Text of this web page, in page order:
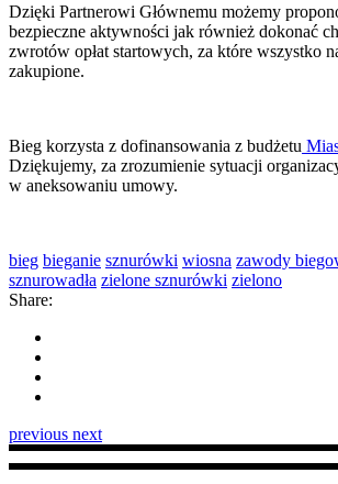
Dzięki Partnerowi Głównemu możemy
bezpieczne aktywności jak również dokonać
zwrotów opłat startowych, za które wszystko
zakupione.
Bieg korzysta z dofinansowania z budżetu
Dziękujemy, za zrozumienie sytuacji
w aneksowaniu umowy.
bieg bieganie sznurówki wiosna zawody
sznurowadła zielone sznurówki zielono
Share:
previous next